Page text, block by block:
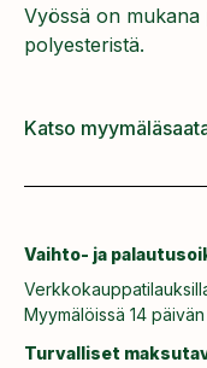
Vyössä on mukana
polyesteristä.
Katso
Vaihto- ja
Myymälöissä 14
Turvalliset